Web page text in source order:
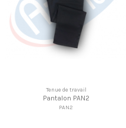
Tenue de travail
Pantalon PAN2
PAN2